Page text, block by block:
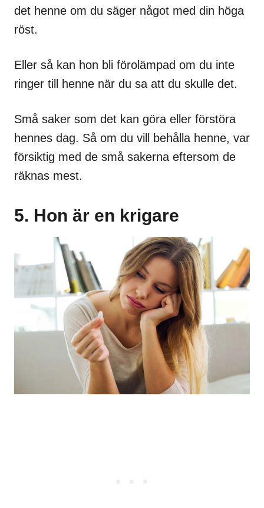
det henne om du säger något med din höga
röst.
Eller så kan hon bli förolämpad om du inte
ringer till henne när du sa att du skulle det.
Små saker som det kan göra eller förstöra
hennes dag. Så om du vill behålla henne, var
försiktig med de små sakerna eftersom de
räknas mest.
5. Hon är en krigare